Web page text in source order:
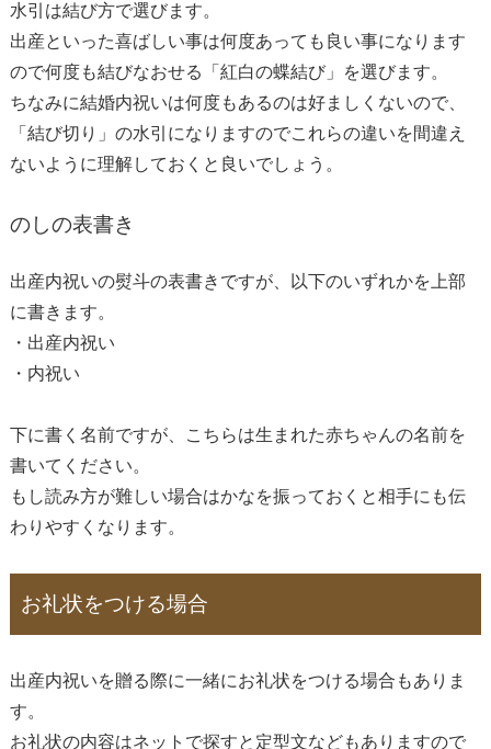
水引は結び方で選びます。
出産といった喜ばしい事は何度あっても良い事になります
ので何度も結びなおせる「紅白の蝶結び」を選びます。
ちなみに結婚内祝いは何度もあるのは好ましくないので、
「結び切り」の水引になりますのでこれらの違いを間違え
ないように理解しておくと良いでしょう。
のしの表書き
出産内祝いの熨斗の表書きですが、以下のいずれかを上部
に書きます。
・出産内祝い
・内祝い
下に書く名前ですが、こちらは生まれた赤ちゃんの名前を
書いてください。
もし読み方が難しい場合はかなを振っておくと相手にも伝
わりやすくなります。
お礼状をつける場合
出産内祝いを贈る際に一緒にお礼状をつける場合もありま
す。
お礼状の内容はネットで探すと定型文などもありますので